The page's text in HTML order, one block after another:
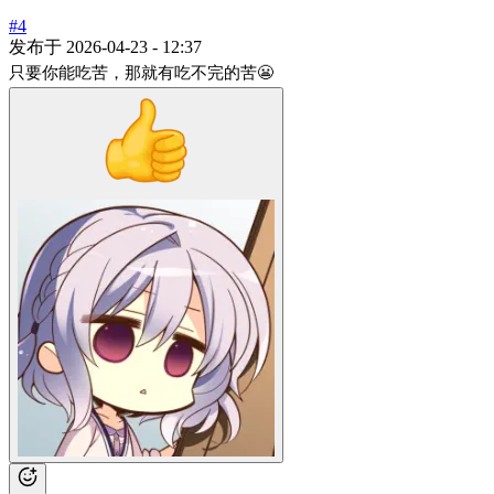
#4
发布于 2026-04-23 - 12:37
只要你能吃苦，那就有吃不完的苦😬